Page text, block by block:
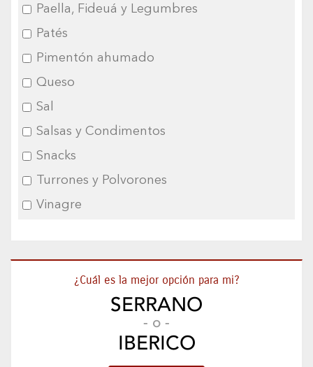
Paella, Fideuá y Legumbres
Patés
Pimentón ahumado
Queso
Sal
Salsas y Condimentos
Snacks
Turrones y Polvorones
Vinagre
¿Cuál es la mejor opción para mi?
SERRANO
- o -
IBERICO